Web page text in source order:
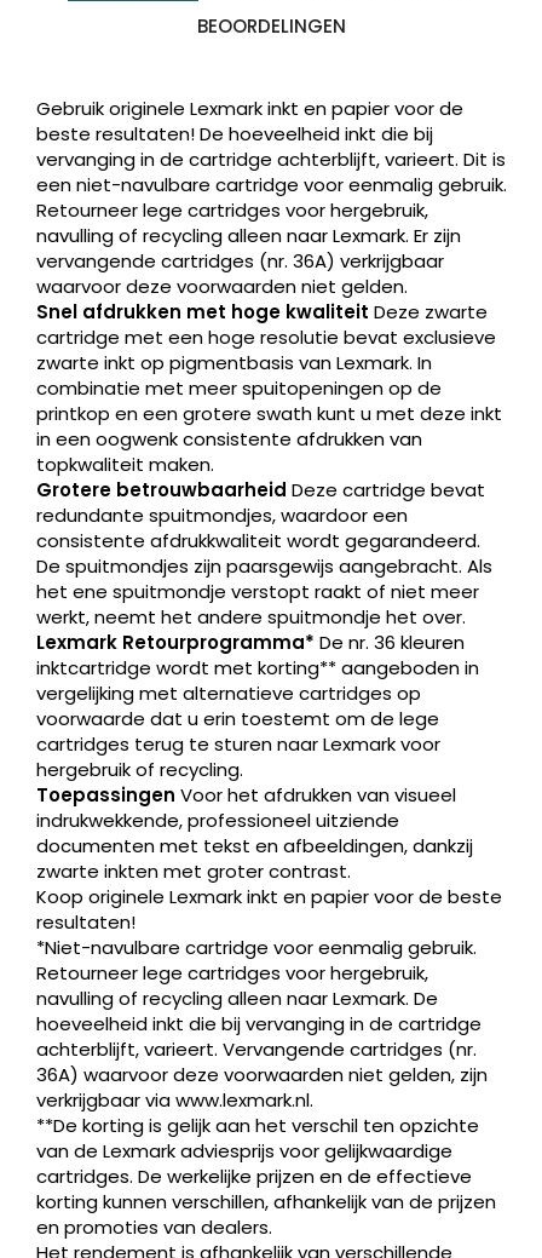
BEOORDELINGEN
Gebruik originele Lexmark inkt en papier voor de
beste resultaten! De hoeveelheid inkt die bij
vervanging in de cartridge achterblijft, varieert. Dit is
een niet-navulbare cartridge voor eenmalig gebruik.
Retourneer lege cartridges voor hergebruik,
navulling of recycling alleen naar Lexmark. Er zijn
vervangende cartridges (nr. 36A) verkrijgbaar
waarvoor deze voorwaarden niet gelden.
Snel afdrukken met hoge kwaliteit Deze zwarte
cartridge met een hoge resolutie bevat exclusieve
zwarte inkt op pigmentbasis van Lexmark. In
combinatie met meer spuitopeningen op de
printkop en een grotere swath kunt u met deze inkt
in een oogwenk consistente afdrukken van
topkwaliteit maken.
Grotere betrouwbaarheid Deze cartridge bevat
redundante spuitmondjes, waardoor een
consistente afdrukkwaliteit wordt gegarandeerd.
De spuitmondjes zijn paarsgewijs aangebracht. Als
het ene spuitmondje verstopt raakt of niet meer
werkt, neemt het andere spuitmondje het over.
Lexmark Retourprogramma* De nr. 36 kleuren
inktcartridge wordt met korting** aangeboden in
vergelijking met alternatieve cartridges op
voorwaarde dat u erin toestemt om de lege
cartridges terug te sturen naar Lexmark voor
hergebruik of recycling.
Toepassingen Voor het afdrukken van visueel
indrukwekkende, professioneel uitziende
documenten met tekst en afbeeldingen, dankzij
zwarte inkten met groter contrast.
Koop originele Lexmark inkt en papier voor de beste
resultaten!
*Niet-navulbare cartridge voor eenmalig gebruik.
Retourneer lege cartridges voor hergebruik,
navulling of recycling alleen naar Lexmark. De
hoeveelheid inkt die bij vervanging in de cartridge
achterblijft, varieert. Vervangende cartridges (nr.
36A) waarvoor deze voorwaarden niet gelden, zijn
verkrijgbaar via www.lexmark.nl.
**De korting is gelijk aan het verschil ten opzichte
van de Lexmark adviesprijs voor gelijkwaardige
cartridges. De werkelijke prijzen en de effectieve
korting kunnen verschillen, afhankelijk van de prijzen
en promoties van dealers.
Het rendement is afhankelijk van verschillende
Producten
zoeken ZOEKEN